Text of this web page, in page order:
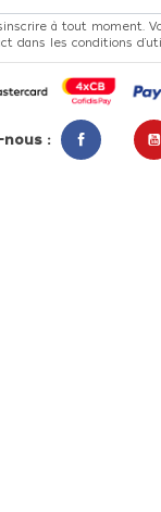
à tout moment.
dans les conditions
nous :
Facebook